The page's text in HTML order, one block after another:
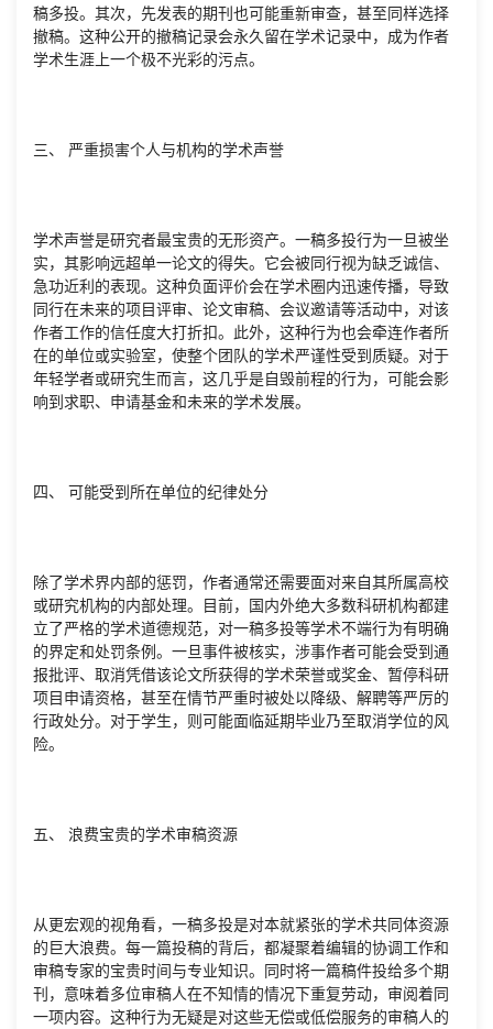
稿多投。其次，先发表的期刊也可能重新审查，甚至同样选择
撤稿。这种公开的撤稿记录会永久留在学术记录中，成为作者
学术生涯上一个极不光彩的污点。
三、 严重损害个人与机构的学术声誉
学术声誉是研究者最宝贵的无形资产。一稿多投行为一旦被坐
实，其影响远超单一论文的得失。它会被同行视为缺乏诚信、
急功近利的表现。这种负面评价会在学术圈内迅速传播，导致
同行在未来的项目评审、论文审稿、会议邀请等活动中，对该
作者工作的信任度大打折扣。此外，这种行为也会牵连作者所
在的单位或实验室，使整个团队的学术严谨性受到质疑。对于
年轻学者或研究生而言，这几乎是自毁前程的行为，可能会影
响到求职、申请基金和未来的学术发展。
四、 可能受到所在单位的纪律处分
除了学术界内部的惩罚，作者通常还需要面对来自其所属高校
或研究机构的内部处理。目前，国内外绝大多数科研机构都建
立了严格的学术道德规范，对一稿多投等学术不端行为有明确
的界定和处罚条例。一旦事件被核实，涉事作者可能会受到通
报批评、取消凭借该论文所获得的学术荣誉或奖金、暂停科研
项目申请资格，甚至在情节严重时被处以降级、解聘等严厉的
行政处分。对于学生，则可能面临延期毕业乃至取消学位的风
险。
五、 浪费宝贵的学术审稿资源
从更宏观的视角看，一稿多投是对本就紧张的学术共同体资源
的巨大浪费。每一篇投稿的背后，都凝聚着编辑的协调工作和
审稿专家的宝贵时间与专业知识。同时将一篇稿件投给多个期
刊，意味着多位审稿人在不知情的情况下重复劳动，审阅着同
一项内容。这种行为无疑是对这些无偿或低偿服务的审稿人的